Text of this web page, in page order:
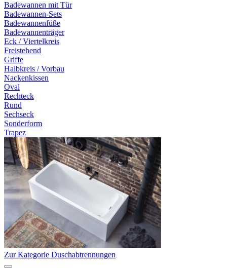
Badewannen mit Tür
Badewannen-Sets
Badewannenfüße
Badewannenträger
Eck / Viertelkreis
Freistehend
Griffe
Halbkreis / Vorbau
Nackenkissen
Oval
Rechteck
Rund
Sechseck
Sonderform
Trapez
Zur Kategorie Duschabtrennungen